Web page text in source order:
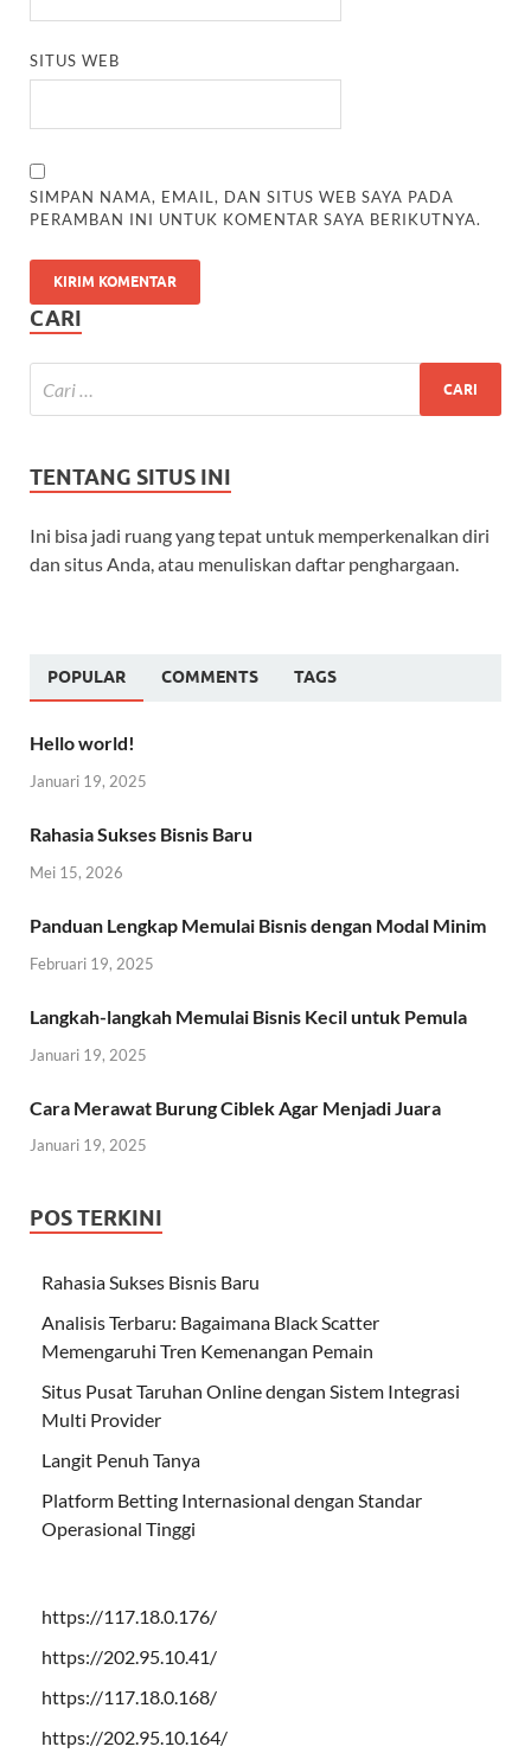
SITUS WEB
SIMPAN NAMA, EMAIL, DAN SITUS WEB SAYA PADA
PERAMBAN INI UNTUK KOMENTAR SAYA BERIKUTNYA.
CARI
TENTANG SITUS INI
Ini bisa jadi ruang yang tepat untuk memperkenalkan diri
dan situs Anda, atau menuliskan daftar penghargaan.
POPULAR COMMENTS TAGS
Hello world!
Januari 19, 2025
Rahasia Sukses Bisnis Baru
Mei 15, 2026
Panduan Lengkap Memulai Bisnis dengan Modal Minim
Februari 19, 2025
Langkah-langkah Memulai Bisnis Kecil untuk Pemula
Januari 19, 2025
Cara Merawat Burung Ciblek Agar Menjadi Juara
Januari 19, 2025
POS TERKINI
Rahasia Sukses Bisnis Baru
Analisis Terbaru: Bagaimana Black Scatter
Memengaruhi Tren Kemenangan Pemain
Situs Pusat Taruhan Online dengan Sistem Integrasi
Multi Provider
Langit Penuh Tanya
Platform Betting Internasional dengan Standar
Operasional Tinggi
https://117.18.0.176/
https://202.95.10.41/
https://117.18.0.168/
https://202.95.10.164/